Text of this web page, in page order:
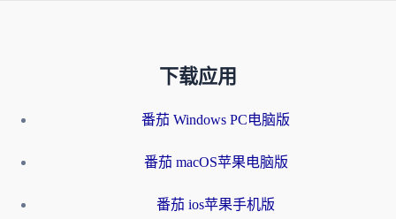
下载应用
番茄 Windows PC电脑版
番茄 macOS苹果电脑版
番茄 ios苹果手机版